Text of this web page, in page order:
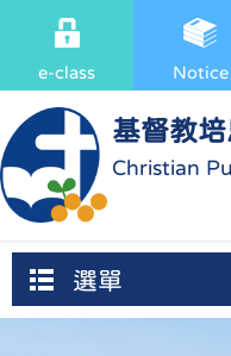
基督教
Christian
e-class Notice
選單